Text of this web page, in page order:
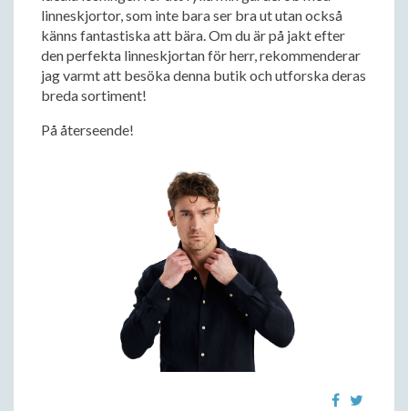
linneskjortor, som inte bara ser bra ut utan också
känns fantastiska att bära. Om du är på jakt efter
den perfekta linneskjortan för herr, rekommenderar
jag varmt att besöka denna butik och utforska deras
breda sortiment!
På återseende!